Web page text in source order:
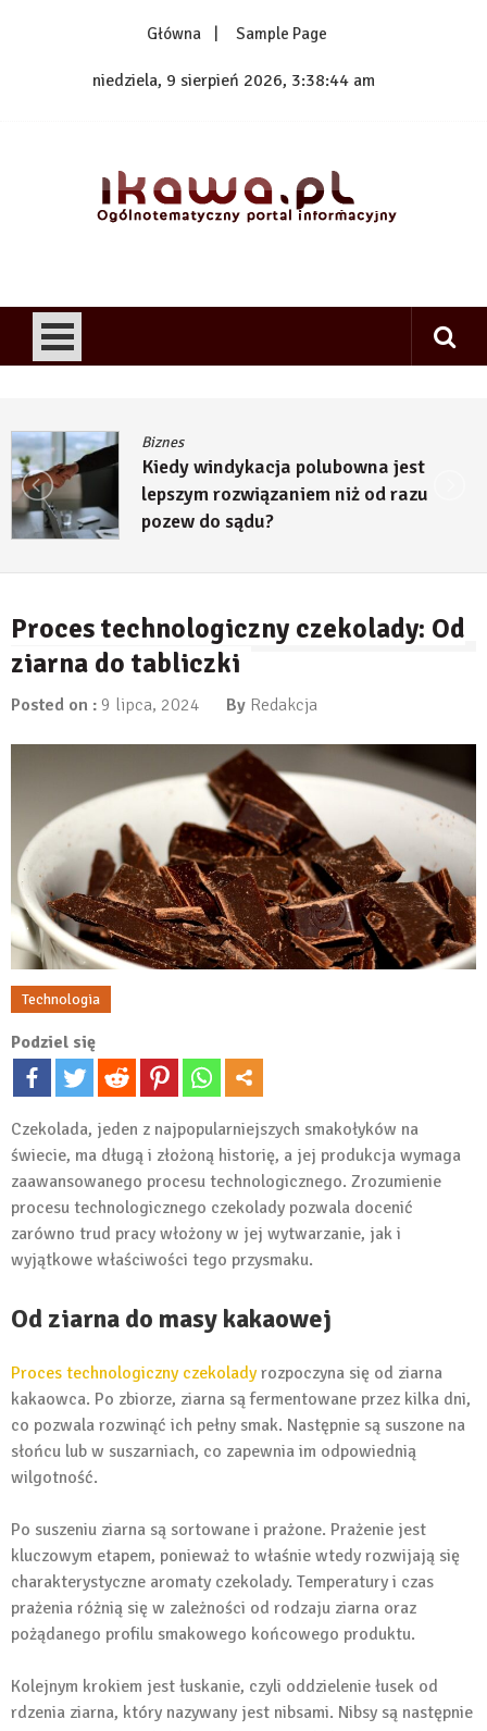
Główna Sample Page
niedziela, 9 sierpień 2026, 3:38:44 am
Biznes
Kiedy windykacja polubowna jest
lepszym rozwiązaniem niż od razu
pozew do sądu?
Proces technologiczny czekolady: Od
ziarna do tabliczki
Posted on : 9 lipca, 2024 By Redakcja
Technologia
Podziel się
Czekolada, jeden z najpopularniejszych smakołyków na
świecie, ma długą i złożoną historię, a jej produkcja wymaga
zaawansowanego procesu technologicznego. Zrozumienie
procesu technologicznego czekolady pozwala docenić
zarówno trud pracy włożony w jej wytwarzanie, jak i
wyjątkowe właściwości tego przysmaku.
Od ziarna do masy kakaowej
Proces technologiczny czekoladyrozpoczyna się od ziarna
kakaowca. Po zbiorze, ziarna są fermentowane przez kilka dni,
co pozwala rozwinąć ich pełny smak. Następnie są suszone na
słońcu lub w suszarniach, co zapewnia im odpowiednią
wilgotność.
Po suszeniu ziarna są sortowane i prażone. Prażenie jest
kluczowym etapem, ponieważ to właśnie wtedy rozwijają się
charakterystyczne aromaty czekolady. Temperatury i czas
prażenia różnią się w zależności od rodzaju ziarna oraz
pożądanego profilu smakowego końcowego produktu.
Kolejnym krokiem jest łuskanie, czyli oddzielenie łusek od
rdzenia ziarna, który nazywany jest nibsami. Nibsy są następnie